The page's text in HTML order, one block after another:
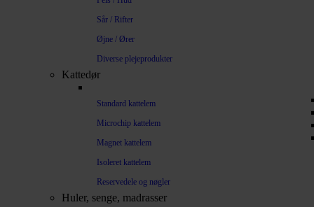
Sår / Rifter
Øjne / Ører
Diverse plejeprodukter
Kattedør
Standard kattelem
Microchip kattelem
Magnet kattelem
Isoleret kattelem
Reservedele og nøgler
Huler, senge, madrasser